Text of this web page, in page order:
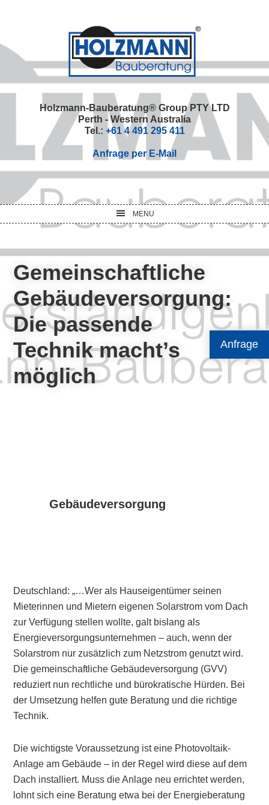
Anfrage
navigation
content
sidebar
Holzmann-Bauberatung® Group PTY LTD
Perth - Western Australia
Tel.: +61 4 491 295 411
Anfrage per E-Mail
MENU
Gemeinschaftliche
Gebäudeversorgung:
Die passende
Technik macht’s
möglich
Gebäudeversorgung
Deutschland: „…Wer als Hauseigentümer seinen
Mieterinnen und Mietern eigenen Solarstrom vom Dach
zur Verfügung stellen wollte, galt bislang als
Energieversorgungsunternehmen – auch, wenn der
Solarstrom nur zusätzlich zum Netzstrom genutzt wird.
Die gemeinschaftliche Gebäudeversorgung (GVV)
reduziert nun rechtliche und bürokratische Hürden. Bei
der Umsetzung helfen gute Beratung und die richtige
Technik.
Die wichtigste Voraussetzung ist eine Photovoltaik-
Anlage am Gebäude – in der Regel wird diese auf dem
Dach installiert. Muss die Anlage neu errichtet werden,
lohnt sich eine Beratung etwa bei der Energieberatung